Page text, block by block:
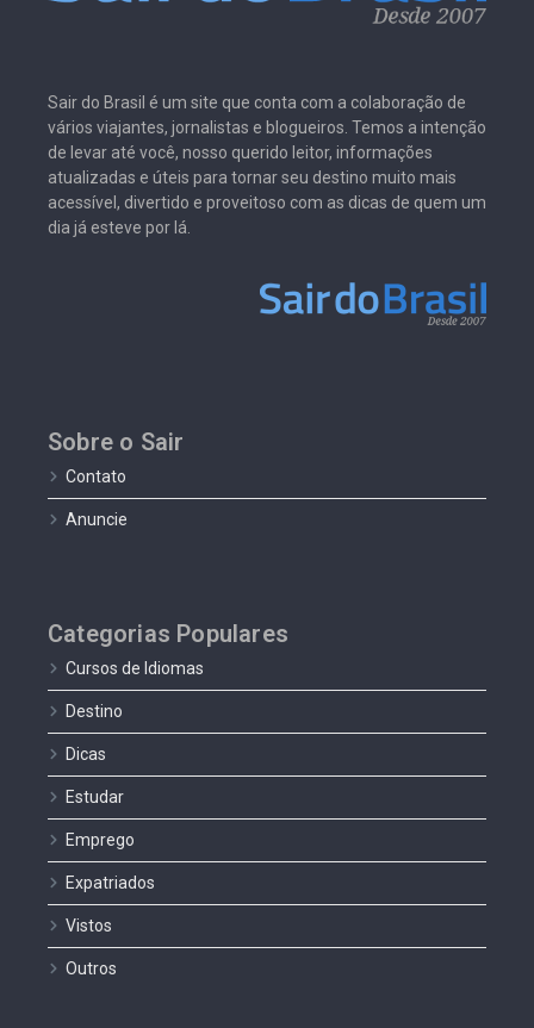
Sair do Brasil é um site que conta com a colaboração de
vários viajantes, jornalistas e blogueiros. Temos a intenção
de levar até você, nosso querido leitor, informações
atualizadas e úteis para tornar seu destino muito mais
acessível, divertido e proveitoso com as dicas de quem um
dia já esteve por lá.
Sobre o Sair
Contato
Anuncie
Categorias Populares
Cursos de Idiomas
Destino
Dicas
Estudar
Emprego
Expatriados
Vistos
Outros